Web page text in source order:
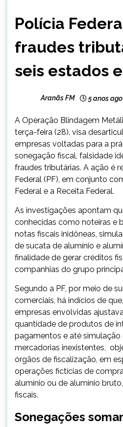
MINAS
NOTÍCIAS
Polícia
fraudes
seis estados
Aranãs FM 5 anos ago
A Operação Blindagem
terça-feira (28), visa
empresas voltadas para a
sonegação fiscal, falsidade
fraudes tributárias. A ação é
Federal (PF), em conjunto
Federal e a Receita Federal.
As investigações apontam
conhecidas como noteiras e
notas fiscais inidôneas,
de sucata de alumínio e
finalidade de gerar créditos
companhias do grupo
Segundo a PF, por meio de
comerciais, há indícios de
empresas envolvidas
quantidade de produtos de
pagamentos e até
mercadorias inexistentes,
órgãos de fiscalização, em
operações fictícias de
alumínio ou de alumínio
fiscais.
Sonegações